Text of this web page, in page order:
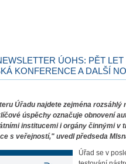
ÚOHS: PĚT
KONFERENCE A DALŠÍ
Úřadu najdete zejména
úspěchy označuje obnovení
institucemi i orgány činnými v
s veřejností," uvedl předseda
Úřad se v